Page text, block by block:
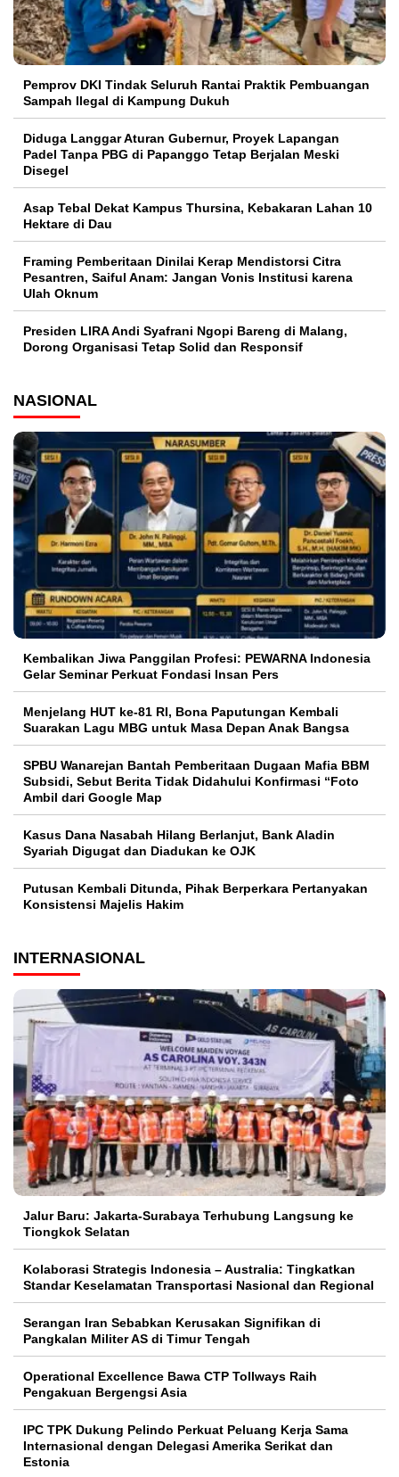
Pemprov DKI Tindak Seluruh Rantai Praktik Pembuangan
Sampah Ilegal di Kampung Dukuh
Diduga Langgar Aturan Gubernur, Proyek Lapangan
Padel Tanpa PBG di Papanggo Tetap Berjalan Meski
Disegel
Asap Tebal Dekat Kampus Thursina, Kebakaran Lahan 10
Hektare di Dau
Framing Pemberitaan Dinilai Kerap Mendistorsi Citra
Pesantren, Saiful Anam: Jangan Vonis Institusi karena
Ulah Oknum
Presiden LIRA Andi Syafrani Ngopi Bareng di Malang,
Dorong Organisasi Tetap Solid dan Responsif
NASIONAL
Kembalikan Jiwa Panggilan Profesi: PEWARNA Indonesia
Gelar Seminar Perkuat Fondasi Insan Pers
Menjelang HUT ke-81 RI, Bona Paputungan Kembali
Suarakan Lagu MBG untuk Masa Depan Anak Bangsa
SPBU Wanarejan Bantah Pemberitaan Dugaan Mafia BBM
Subsidi, Sebut Berita Tidak Didahului Konfirmasi “Foto
Ambil dari Google Map
Kasus Dana Nasabah Hilang Berlanjut, Bank Aladin
Syariah Digugat dan Diadukan ke OJK
Putusan Kembali Ditunda, Pihak Berperkara Pertanyakan
Konsistensi Majelis Hakim
INTERNASIONAL
Jalur Baru: Jakarta-Surabaya Terhubung Langsung ke
Tiongkok Selatan
Kolaborasi Strategis Indonesia – Australia: Tingkatkan
Standar Keselamatan Transportasi Nasional dan Regional
Serangan Iran Sebabkan Kerusakan Signifikan di
Pangkalan Militer AS di Timur Tengah
Operational Excellence Bawa CTP Tollways Raih
Pengakuan Bergengsi Asia
IPC TPK Dukung Pelindo Perkuat Peluang Kerja Sama
Internasional dengan Delegasi Amerika Serikat dan
Estonia